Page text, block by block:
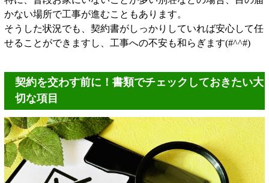
かない場所で工事が進むこともあります。
そうした状況でも、契約書がしっかりしていれば安心して任
せることができますし、工事への不安も和らぎます(#^^#)
契約を交わす前に！書類でチェックしておきたい大
切な項目